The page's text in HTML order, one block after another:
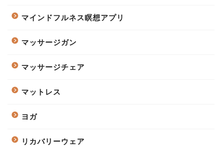
マインドフルネス瞑想アプリ
マッサージガン
マッサージチェア
マットレス
ヨガ
リカバリーウェア